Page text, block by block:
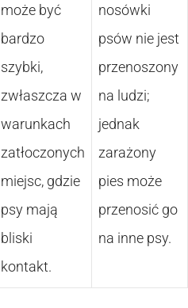
może być
bardzo
szybki,
zwłaszcza w
warunkach
zatłoczonych
miejsc, gdzie
psy mają
bliski
kontakt.
nosówki
psów nie jest
przenoszony
na ludzi;
jednak
zarażony
pies może
przenosić go
na inne psy.